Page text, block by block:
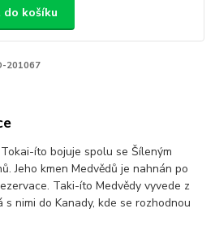
do košíku
201067
íto bojuje spolu se Šíleným
Jeho kmen Medvědů je nahnán po
Taki-íto Medvědy vyvede z
nimi do Kanady, kde se rozhodnou